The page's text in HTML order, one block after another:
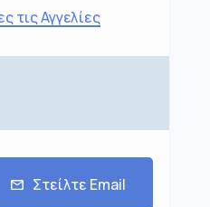
τις Αγγελίες
Στείλτε Email